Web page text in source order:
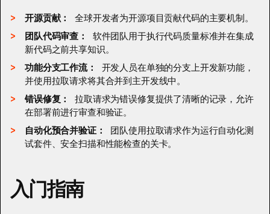
开源贡献：
全球开发者为开源项目贡献代码的主要机制。
团队代码审查：
软件团队用于执行代码质量标准并在集成
新代码之前共享知识。
功能分支工作流：
开发人员在单独的分支上开发新功能，
并使用拉取请求将其合并到主开发线中。
错误修复：
拉取请求为错误修复提供了清晰的记录，允许
在部署前进行审查和验证。
自动化预合并验证：
团队使用拉取请求作为运行自动化测
试套件、安全扫描和性能检查的关卡。
入门指南